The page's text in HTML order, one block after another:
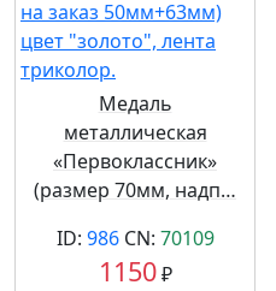
Медаль
металлическая
«Первоклассник»
(размер 70мм, надп…
ID: 986CN: 70109
1150₽